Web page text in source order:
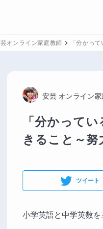
オンライン家庭教師 「分かっ
安芸 オンライン
「分かって
きること～努
ツイート
小学英語と中学英数